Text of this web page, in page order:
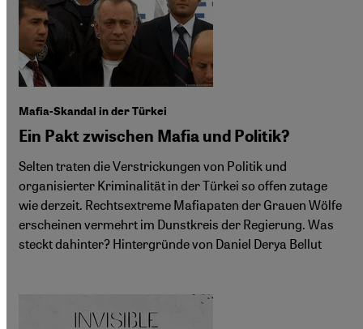
Mafia-Skandal in der Türkei
Ein Pakt zwischen Mafia und Politik?
Selten traten die Verstrickungen von Politik und
organisierter Kriminalität in der Türkei so offen zutage
wie derzeit. Rechtsextreme Mafiapaten der Grauen Wölfe
erscheinen vermehrt im Dunstkreis der Regierung. Was
steckt dahinter? Hintergründe von Daniel Derya Bellut